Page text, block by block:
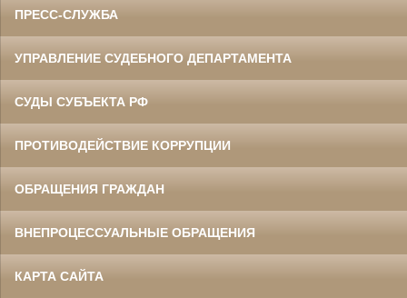
ПРЕСС-СЛУЖБА
УПРАВЛЕНИЕ СУДЕБНОГО ДЕПАРТАМЕНТА
СУДЫ СУБЪЕКТА РФ
ПРОТИВОДЕЙСТВИЕ КОРРУПЦИИ
ОБРАЩЕНИЯ ГРАЖДАН
ВНЕПРОЦЕССУАЛЬНЫЕ ОБРАЩЕНИЯ
КАРТА САЙТА